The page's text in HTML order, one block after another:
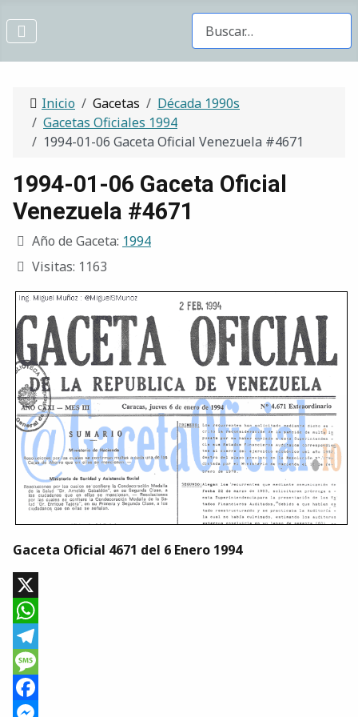
Buscar Gacetas
Inicio Gacetas
Década 1990s
Gacetas Oficiales 1994
1994-01-06 Gaceta Oficial Venezuela #4671
1994-01-06 Gaceta Oficial
Venezuela #4671
Año de Gaceta: 1994
Visitas: 1163
Gaceta Oficial 4671 del 6 Enero 1994
X
WhatsApp
Telegram
Message
Facebook